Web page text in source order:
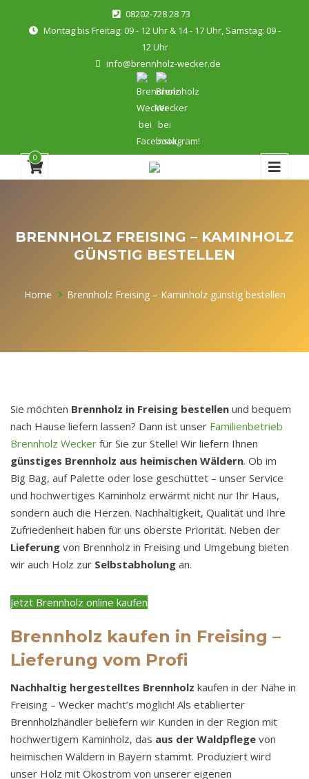
08202-728 28 73
Montag bis Freitag: 09 - 12 Uhr & 14 - 17 Uhr, Samstag: 09 -
12 Uhr
info@brennholz-wecker.de
0
BRENNHOLZ FREISING – KAMINHOLZ
GÜNSTIG BESTELLEN
Home Brennholz Freising – Kaminholz günstig bestellen
Sie möchten Brennholz in Freising bestellen und bequem
nach Hause liefern lassen? Dann ist unser Familienbetrieb
Brennholz Wecker für Sie zur Stelle! Wir liefern Ihnen
günstiges Brennholz aus heimischen Wäldern. Ob im
Big Bag, auf Palette oder lose geschüttet – unser Service
und hochwertiges Kaminholz erwärmt nicht nur Ihr Haus,
sondern auch die Herzen. Nachhaltigkeit, Qualität und Ihre
Zufriedenheit haben für uns oberste Priorität. Neben der
Lieferung von Brennholz in Freising und Umgebung bieten
wir auch Holz zur Selbstabholung an.
Jetzt Brennholz online kaufen
Brennholz kaufen in Freising –
Lieferung vom Profi
Nachhaltig hergestelltes Brennholz kaufen in der Nähe in
Freising – Wecker macht’s möglich! Als etablierter
Brennholzhändler beliefern wir Kunden in der Region mit
hochwertigem Kaminholz, das aus der Waldpflege von
heimischen Wäldern in Bayern stammt. Produziert wird
unser Holz mit Ökostrom von unserer eigenen